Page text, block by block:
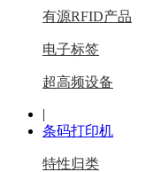
有源RFID产品
电子标签
超高频设备
|
条码打印机
特性归类